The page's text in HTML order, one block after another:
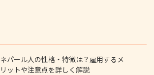
ネパール人の性格・特徴は？雇用するメ
リットや注意点を詳しく解説